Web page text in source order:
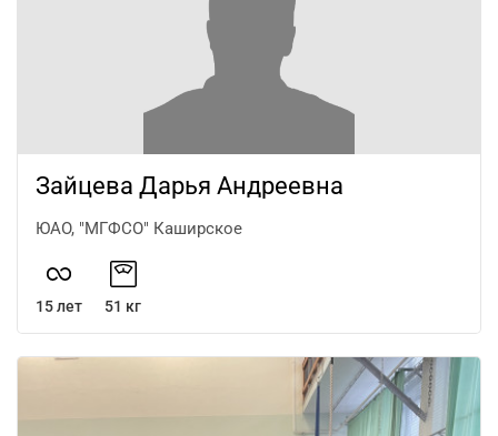
Зайцева Дарья Андреевна
ЮАО, "МГФСО" Каширское
15 лет 51 кг